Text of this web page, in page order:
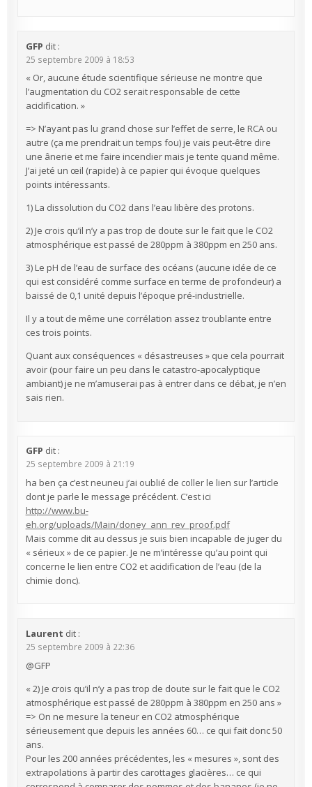
GFP dit :
25 septembre 2009 à 18:53
« Or, aucune étude scientifique sérieuse ne montre que
l’augmentation du CO2 serait responsable de cette
acidification. »
=> N’ayant pas lu grand chose sur l’effet de serre, le RCA ou
autre (ça me prendrait un temps fou) je vais peut-être dire
une ânerie et me faire incendier mais je tente quand même.
J’ai jeté un œil (rapide) à ce papier qui évoque quelques
points intéressants.
1) La dissolution du CO2 dans l’eau libère des protons.
2) Je crois qu’il n’y a pas trop de doute sur le fait que le CO2
atmosphérique est passé de 280ppm à 380ppm en 250 ans.
3) Le pH de l’eau de surface des océans (aucune idée de ce
qui est considéré comme surface en terme de profondeur) a
baissé de 0,1 unité depuis l’époque pré-industrielle.
Il y a tout de même une corrélation assez troublante entre
ces trois points.
Quant aux conséquences « désastreuses » que cela pourrait
avoir (pour faire un peu dans le catastro-apocalyptique
ambiant) je ne m’amuserai pas à entrer dans ce débat, je n’en
sais rien.
GFP dit :
25 septembre 2009 à 21:19
ha ben ça c’est neuneu j’ai oublié de coller le lien sur l’article
dont je parle le message précédent. C’est ici
http://www.bu-
eh.org/uploads/Main/doney_ann_rev_proof.pdf
Mais comme dit au dessus je suis bien incapable de juger du
« sérieux » de ce papier. Je ne m’intéresse qu’au point qui
concerne le lien entre CO2 et acidification de l’eau (de la
chimie donc).
Laurent dit :
25 septembre 2009 à 22:36
@GFP
« 2) Je crois qu’il n’y a pas trop de doute sur le fait que le CO2
atmosphérique est passé de 280ppm à 380ppm en 250 ans »
=> On ne mesure la teneur en CO2 atmosphérique
sérieusement que depuis les années 60… ce qui fait donc 50
ans.
Pour les 200 années précédentes, les « mesures », sont des
extrapolations à partir des carottages glacières… ce qui